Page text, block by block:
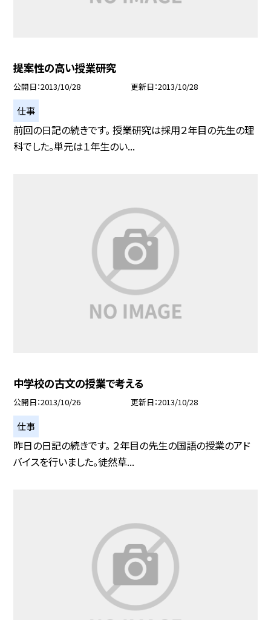
提案性の高い授業研究
公開日 2013/10/28 更新日 2013/10/28
仕事
前回の日記の続きです。 授業研究は採用２年目の先生の理
科でした。単元は１年生のい...
中学校の古文の授業で考える
公開日 2013/10/26 更新日 2013/10/28
仕事
昨日の日記の続きです。 ２年目の先生の国語の授業のアド
バイスを行いました。徒然草...